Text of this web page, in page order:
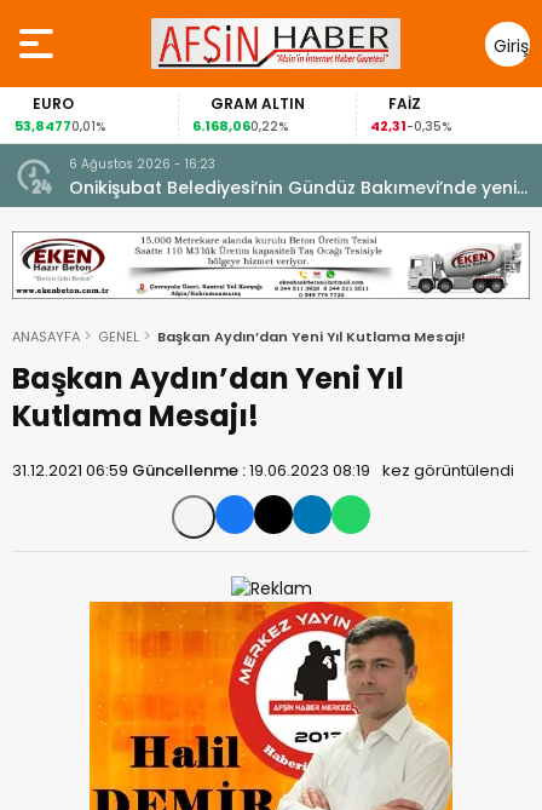
Giriş
Yap
EURO
53,84770,01%
GRAM ALTIN
6.168,060,22%
FAİZ
42,31-0,35%
6 Ağustos 2026 - 16:23
Onikişubat Belediyesi’nin Gündüz Bakımevi’nde yeni
dönemin ön kayıtları başladı.
ANASAYFA GENEL Başkan Aydın’dan Yeni Yıl Kutlama Mesajı!
Başkan Aydın’dan Yeni Yıl
Kutlama Mesajı!
31.12.2021 06:59 Güncellenme :19.06.2023 08:19 kez görüntülendi